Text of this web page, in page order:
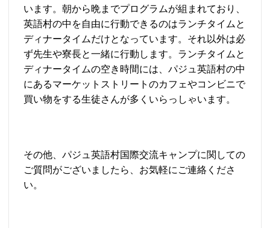
います。朝から晩までプログラムが組まれており、
英語村の中を自由に行動できるのはランチタイムと
ディナータイムだけとなっています。それ以外は必
ず先生や寮長と一緒に行動します。ランチタイムと
ディナータイムの空き時間には、パジュ英語村の中
にあるマーケットストリートのカフェやコンビニで
買い物をする生徒さんが多くいらっしゃいます。
その他、パジュ英語村国際交流キャンプに関しての
ご質問がございましたら、お気軽にご連絡くださ
い。